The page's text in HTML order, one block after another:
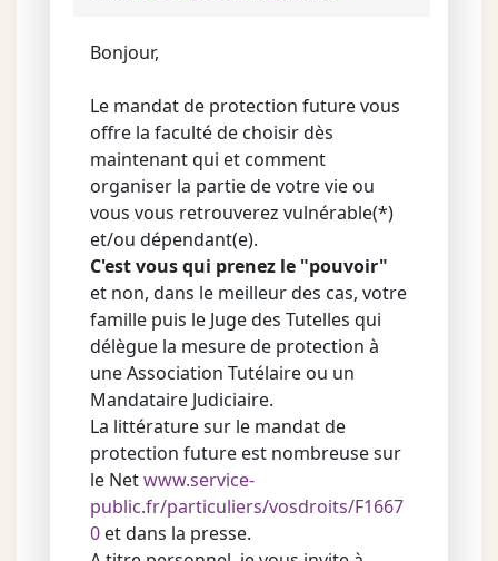
Bonjour,
Le mandat de protection future vous
offre la faculté de choisir dès
maintenant qui et comment
organiser la partie de votre vie ou
vous vous retrouverez vulnérable(*)
et/ou dépendant(e).
C'est vous qui prenez le "pouvoir"
et non, dans le meilleur des cas, votre
famille puis le Juge des Tutelles qui
délègue la mesure de protection à
une Association Tutélaire ou un
Mandataire Judiciaire.
La littérature sur le mandat de
protection future est nombreuse sur
le Netwww.service-
public.fr/particuliers/vosdroits/F1667
0 et dans la presse.